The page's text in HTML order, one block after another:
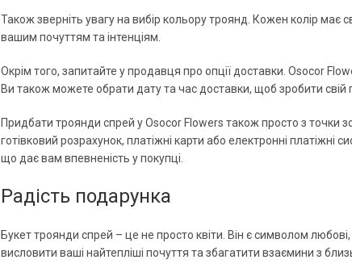
Також зверніть увагу на вибір кольору троянд. Кожен колір має
вашим почуттям та інтенціям.
Окрім того, запитайте у продавця про опції доставки. Osocor
Ви також можете обрати дату та час доставки, щоб зробити
Придбати троянди спрей у Osocor Flowers також просто з точки
готівковий розрахунок, платіжні карти або електронні платіжні
що дає вам впевненість у покупці.
Радість подарунка
Букет троянди спрей – це не просто квіти. Він є символом
висловити ваші найтепліші почуття та збагатити взаємини з